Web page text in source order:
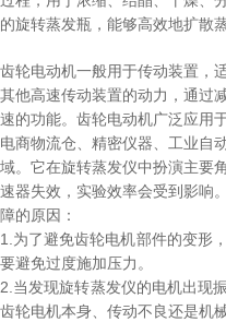
的旋转蒸发瓶，能够高效地扩散蒸发
齿轮电动机一般用于传动装置，
其他高速传动装置的动力，通过
速的功能。齿轮电动机广泛应用于智
电商物流仓、精密仪器、工业
域。它在旋转蒸发仪中扮演主要
速器失效，实验效率会受到影
障的原因：
1.为了避免齿轮电机部件的变形
要避免过度施加压力。
2.当发现旋转蒸发仪的电机出现
齿轮电机本身、传动不良还是